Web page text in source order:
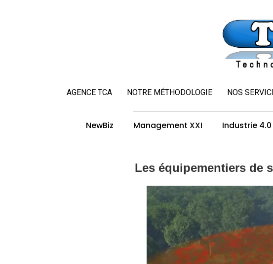
AGENCE TCA NOTRE MÉTHODOLOGIE NOS
NewBiz Management XXI Industrie 4.0
Les équipementiers de